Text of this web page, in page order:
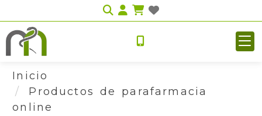
Identifícate
Inicio
Productos de parafarmacia
online